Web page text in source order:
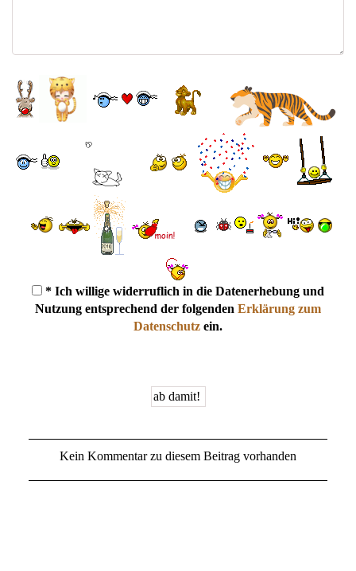
* Ich willige widerruflich in die Datenerhebung und
Nutzung entsprechend der folgenden Erklärung zum
Datenschutz ein.
Kein Kommentar zu diesem Beitrag vorhanden